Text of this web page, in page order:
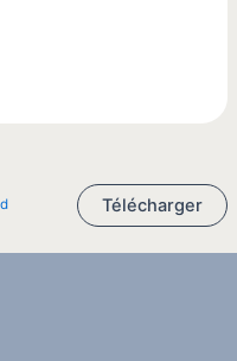
Télécharger